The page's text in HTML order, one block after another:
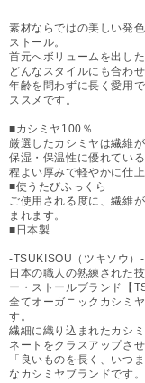
素材ならではの美しい発
ストール。
首元へボリュームを出し
どんなスタイルにも合わ
年齢を問わずに長く愛用
ススメです。
■カシミヤ100％
厳選したカシミヤは繊維
保湿・保温性に優れてい
程よい厚みで軽やかに仕
■使うたびふっくら
ご使用される度に、繊維
まれます。
■日本製
-TSUKISOU（ツキソウ）-
日本の職人の熟練された
ー・ストールブランド【
全てオーガニックカシミ
す。
繊細に織り込まれたカシ
ネートをクラスアップさせ
「良いものを長く、いつ
なカシミヤブランドです。